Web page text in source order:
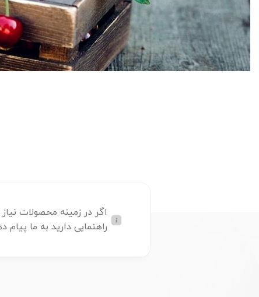
اگر در زمینه محصولات نیاز
راهنمایی دارید به ما پیام